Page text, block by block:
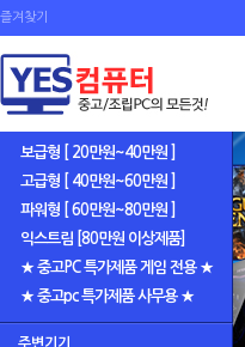
즐겨찾기
보급형 [ 20만원~40만원 ]
고급형 [ 40만원~60만원 ]
파워형 [ 60만원~80만원 ]
익스트림 [80만원 이상제품]
★ 중고PC 특가제품 게임 전용 ★
★ 중고pc 특가제품 사무용 ★
주변기기